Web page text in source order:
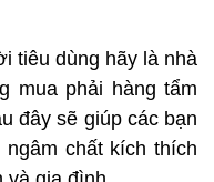
tiêu dùng hãy là nhà
mua phải hàng tẩm
đây sẽ giúp các bạn
chất kích thích